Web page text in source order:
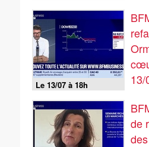
Le 13/07 à 18h
13/
de